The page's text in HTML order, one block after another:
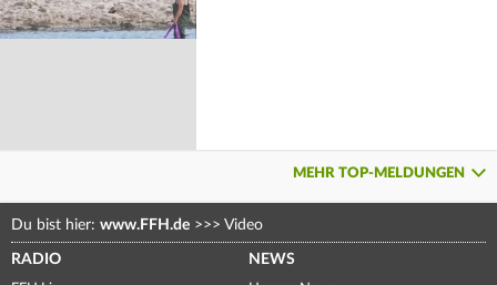
MEHR TOP-MELDUNGEN
Du bist hier: www.FFH.de >>> Video
RADIO NEWS